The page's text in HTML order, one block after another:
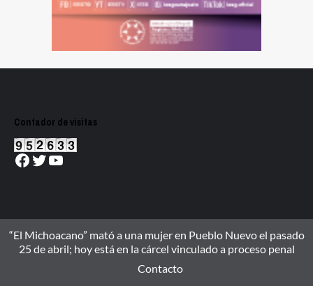
Contador de visitas
Facebook
Twitter
YouTube
“El Michoacano” mató a una mujer en Pueblo Nuevo el pasado
25 de abril; hoy está en la cárcel vinculado a proceso penal
Contacto